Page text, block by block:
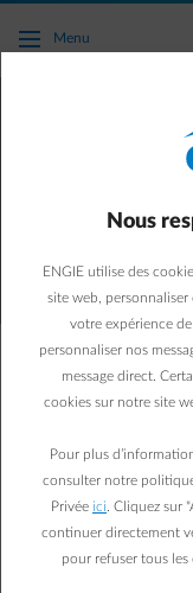
Accéder au contenu
Menu
Conclure un
construite…
Nous
ENGIE utilise des
site web,
votre expérience
personnaliser nos
message direct.
cookies sur notre site
Pour plus
consulter notre
Privée ici . Cliquez sur
continuer directement
pour refuser tous les